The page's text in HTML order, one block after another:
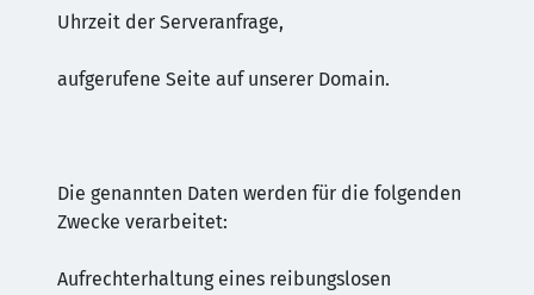
Uhrzeit der Serveranfrage,
aufgerufene Seite auf unserer Domain.
Die genannten Daten werden für die folgenden
Zwecke verarbeitet:
Aufrechterhaltung eines reibungslosen